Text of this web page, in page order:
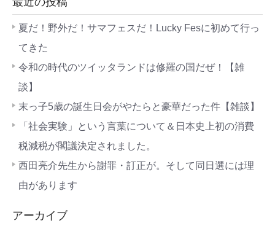
夏だ！野外だ！サマフェスだ！Lucky Fesに初めて行っ
てきた
令和の時代のツイッタランドは修羅の国だぜ！【雑
談】
末っ子5歳の誕生日会がやたらと豪華だった件【雑談】
「社会実験」という言葉について＆日本史上初の消費
税減税が閣議決定されました。
西田亮介先生から謝罪・訂正が。そして同日選には理
由があります
アーカイブ